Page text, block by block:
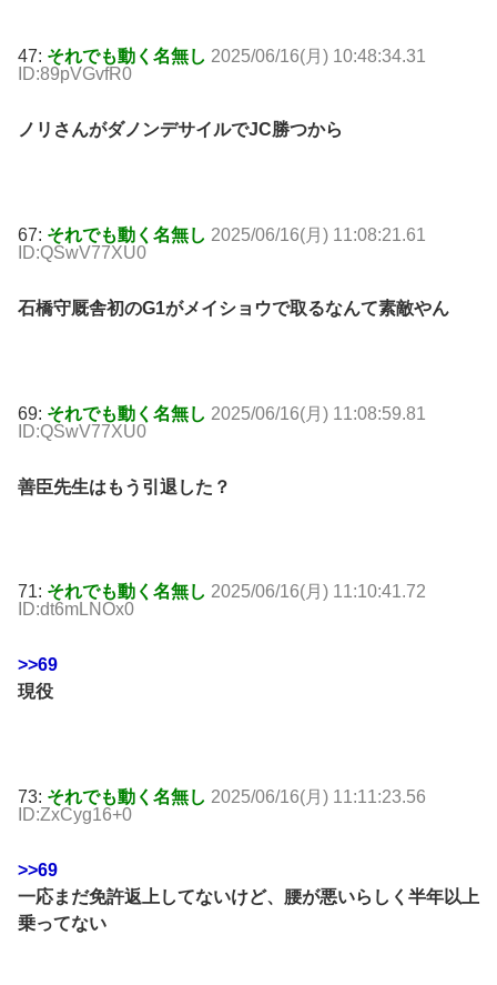
47: それでも動く名無し 2025/06/16(月) 10:48:34.31
ID:89pVGvfR0
ノリさんがダノンデサイルでJC勝つから
67: それでも動く名無し 2025/06/16(月) 11:08:21.61
ID:QSwV77XU0
石橋守厩舎初のG1がメイショウで取るなんて素敵やん
69: それでも動く名無し 2025/06/16(月) 11:08:59.81
ID:QSwV77XU0
善臣先生はもう引退した？
71: それでも動く名無し 2025/06/16(月) 11:10:41.72
ID:dt6mLNOx0
>>69
現役
73: それでも動く名無し 2025/06/16(月) 11:11:23.56
ID:ZxCyg16+0
>>69
一応まだ免許返上してないけど、腰が悪いらしく半年以上
乗ってない